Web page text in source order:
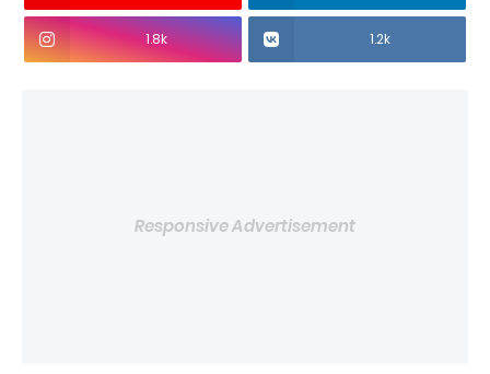
1.8k 1.2k
Responsive Advertisement